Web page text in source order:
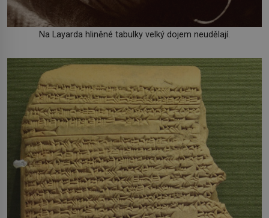
Na Layarda hliněné tabulky velký dojem neudělají.